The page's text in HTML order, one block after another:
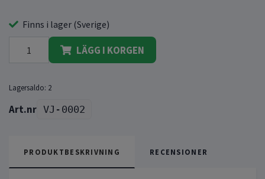
Finns i lager (Sverige)
LÄGG I KORGEN
Lagersaldo: 2
VJ-0002
PRODUKTBESKRIVNING RECENSIONER